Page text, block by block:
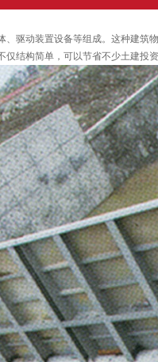
驱动装置设备等组成。这种建筑
结构简单，可以节省不少土建投